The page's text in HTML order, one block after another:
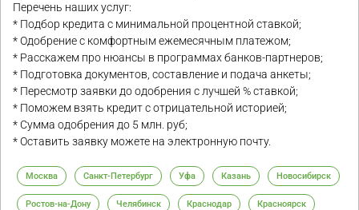
Перечень наших услуг:
* Подбор кредита с минимальной процентной ставкой;
* Одобрение с комфортным ежемесячным платежом;
* Расскажем про нюансы в программах банков-партнеров;
* Подготовка документов, составление и подача анкеты;
* Пересмотр заявки до одобрения с лучшей % ставкой;
* Поможем взять кредит с отрицательной историей;
* Сумма одобрения до 5 млн. руб;
* Оставить заявку можете на электронную почту.
Москва Санкт-Петербург Уфа Казань Новосибирск
Ростов-на-Дону Челябинск Краснодар Красноярск